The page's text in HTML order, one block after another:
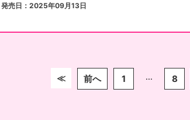
発売日：2025年09月13日
≪ 前へ 1 ... 8